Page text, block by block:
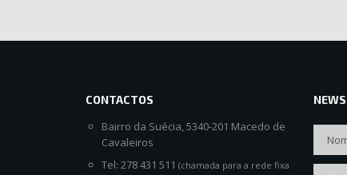
CONTACTOS
Bairro da Suécia, 5340-201 Macedo de
Cavaleiros
Tel: 278 431 511 (chamada para a rede fixa